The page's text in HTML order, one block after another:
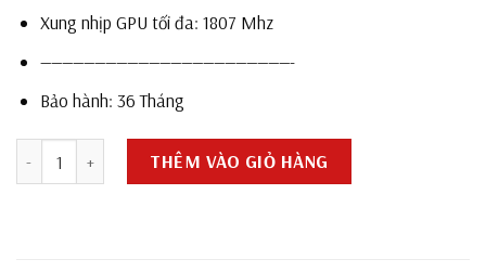
Xung nhịp GPU tối đa: 1807 Mhz
———————————————————————-
Bảo hành: 36 Tháng
Card màn hình Asus TUF RTX 3060-12G-GAMING (12GB
THÊM VÀO GIỎ HÀNG